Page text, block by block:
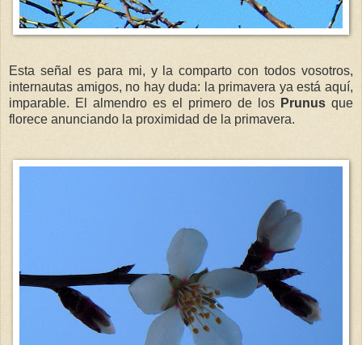
Esta señal es para mi, y la comparto con todos vosotros,
internautas amigos, no hay duda: la primavera ya está aquí,
imparable. El almendro es el primero de los Prunus que
florece anunciando la proximidad de la primavera.